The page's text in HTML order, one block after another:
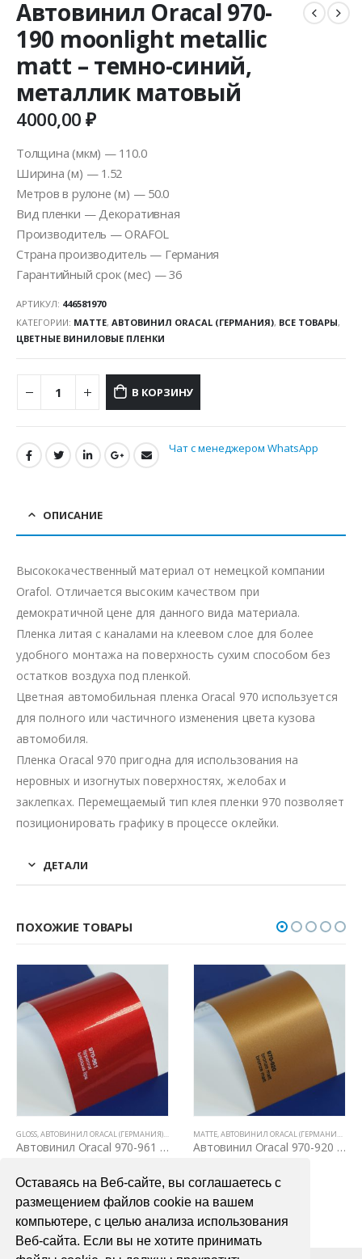
Оставаясь на Веб-сайте, вы соглашаетесь с
размещением файлов cookie на вашем
компьютере, с целью анализа использования
Веб-сайта. Если вы не хотите принимать
Автовинил Oracal 970-
190 moonlight metallic
matt – темно-синий,
металлик матовый
4000,00₽
Толщина (мкм) — 110.0
Ширина (м) — 1.52
Метров в рулоне (м) — 50.0
Вид пленки — Декоративная
Производитель — ORAFOL
Страна производитель — Германия
Гарантийный срок (мес) — 36
АРТИКУЛ: 446581970
КАТЕГОРИИ: MATTE, АВТОВИНИЛ ORACAL (ГЕРМАНИЯ), ВСЕ ТОВАРЫ,
ЦВЕТНЫЕ ВИНИЛОВЫЕ ПЛЕНКИ
В КОРЗИНУ
Чат с менеджером WhatsApp
ОПИСАНИЕ
Высококачественный материал от немецкой компании
Orafol. Отличается высоким качеством при
демократичной цене для данного вида материала.
Пленка литая с каналами на клеевом слое для более
удобного монтажа на поверхность сухим способом без
остатков воздуха под пленкой.
Цветная автомобильная пленка Oracal 970 используется
для полного или частичного изменения цвета кузова
автомобиля.
Пленка Oracal 970 пригодна для использования на
неровных и изогнутых поверхностях, желобах и
заклепках. Перемещаемый тип клея пленки 970 позволяет
позиционировать графику в процессе оклейки.
ДЕТАЛИ
ПОХОЖИЕ ТОВАРЫ
,ВСЕ ТОВАРЫ,ЦВЕТНЫЕ ВИНИЛОВЫЕ ПЛЕНКИ
GLOSS,АВТОВИНИЛ ORACAL (ГЕРМАНИЯ),ВСЕ ТОВАРЫ,ЦВЕТНЫЕ ВИНИЛОВЫЕ ПЛЕНКИ
Автовинил Oracal 970-961 luscious lips – красный, глянец
В КОРЗИНУ
MATTE,АВТОВИНИЛ ORACAL (ГЕРМАНИЯ)
Автовинил Oracal 970-920 bronze matt – бронза, матовый
В КОРЗИНУ